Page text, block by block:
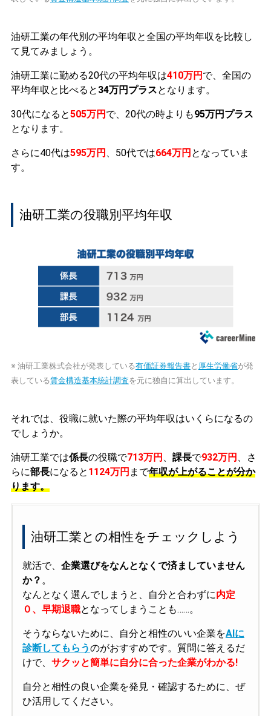
油研工業の年代別の平均年収と全国の平均年収を比較し
て見てみましょう。
油研工業に勤める20代の平均年収は410万円 で、全国の
平均年収と比べると 34万円プラスとなります。
30代になると505万円 で、20代の時よりも95万円プラス
となります。
さらに40代は595万円 、50代では664万円 となっていま
す。
油研工業の役職別平均年収
※ 油研工業株式会社が発表している有価証券報告書と 厚生労働省が発
表している賃金構造基本統計調査を元に独自に算出しています。
それでは、役職に就いた際の平均年収はいくらになるの
でしょうか。
油研工業では係長の役職で713万円 課長で932万円
、さ
らに部長になると 1124万円 まで年収が上がることが分か
ります。
油研工業との相性をチェックしよう
就活で、 企業選びをなんとなくで済ましていません
か？ 。
なんとなく選んでしまうと、自分と合わずに内定
０、早期退職となってしまうことも……。
そうならないために、自分と相性のいい企業をAIに
診断してもらうのがおすすめです。質問に答えるだ
けで、 サクッと簡単に自分に合った企業がわかる!
自分と相性の良い企業を発見・確認するために、ぜ
ひ活用してください。